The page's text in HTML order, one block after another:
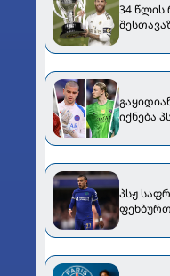
34 წლის
იქნება
პსჟ